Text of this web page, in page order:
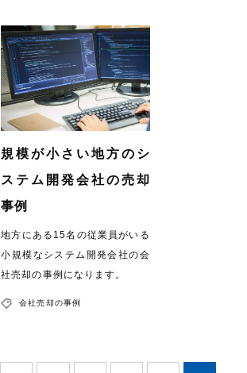
規模が小さい地方のシ
ステム開発会社の売却
事例
地方にある15名の従業員がいる
小規模なシステム開発会社の会
社売却の事例になります。
会社売却の事例